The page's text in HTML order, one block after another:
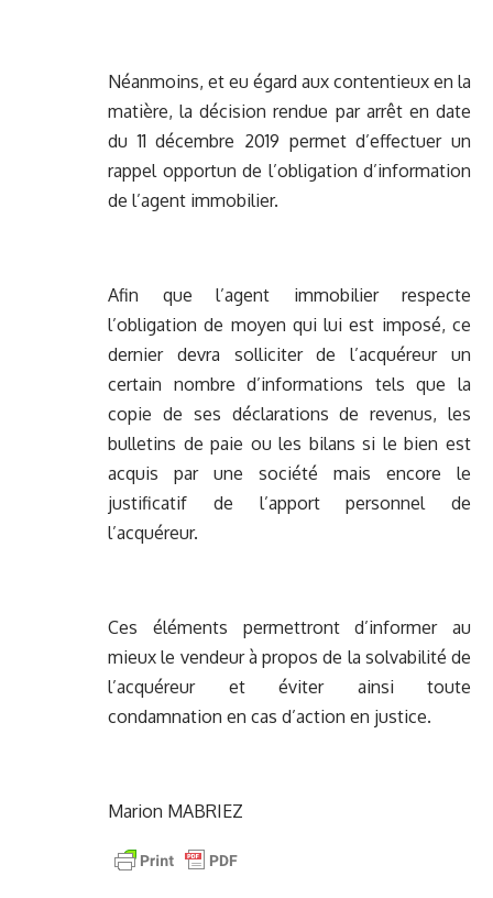
Néanmoins, et eu égard aux contentieux en la
matière, la décision rendue par arrêt en date
du 11 décembre 2019 permet d’effectuer un
rappel opportun de l’obligation d’information
de l’agent immobilier.
Afin que l’agent immobilier respecte
l’obligation de moyen qui lui est imposé, ce
dernier devra solliciter de l’acquéreur un
certain nombre d’informations tels que la
copie de ses déclarations de revenus, les
bulletins de paie ou les bilans si le bien est
acquis par une société mais encore le
justificatif de l’apport personnel de
l’acquéreur.
Ces éléments permettront d’informer au
mieux le vendeur à propos de la solvabilité de
l’acquéreur et éviter ainsi toute
condamnation en cas d’action en justice.
Marion MABRIEZ